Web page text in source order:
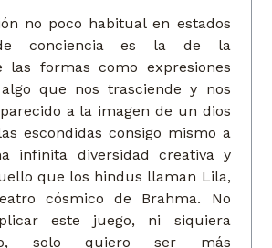
no poco habitual en estados
conciencia es la de la
las formas como expresiones
que nos trasciende y nos
a la imagen de un dios
escondidas consigo mismo a
infinita diversidad creativa y
que los hindus llaman Lila,
cósmico de Brahma. No
este juego, ni siquiera
solo quiero ser más